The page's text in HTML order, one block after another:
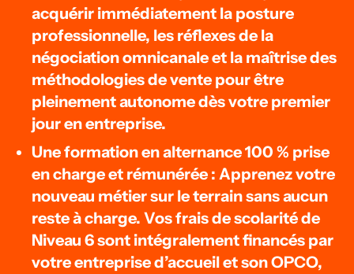
acquérir immédiatement la posture
professionnelle, les réflexes de la
négociation omnicanale et la maîtrise des
méthodologies de vente pour être
pleinement autonome dès votre premier
jour en entreprise.
Une formation en alternance 100 % prise
en charge et rémunérée : Apprenez votre
nouveau métier sur le terrain sans aucun
reste à charge. Vos frais de scolarité de
Niveau 6 sont intégralement financés par
votre entreprise d’accueil et son OPCO,